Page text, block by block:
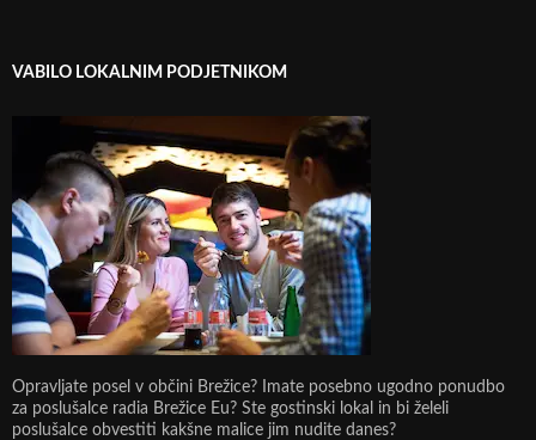
VABILO LOKALNIM PODJETNIKOM
Opravljate posel v občini Brežice? Imate posebno ugodno ponudbo
za poslušalce radia Brežice Eu? Ste gostinski lokal in bi želeli
poslušalce obvestiti kakšne malice jim nudite danes?